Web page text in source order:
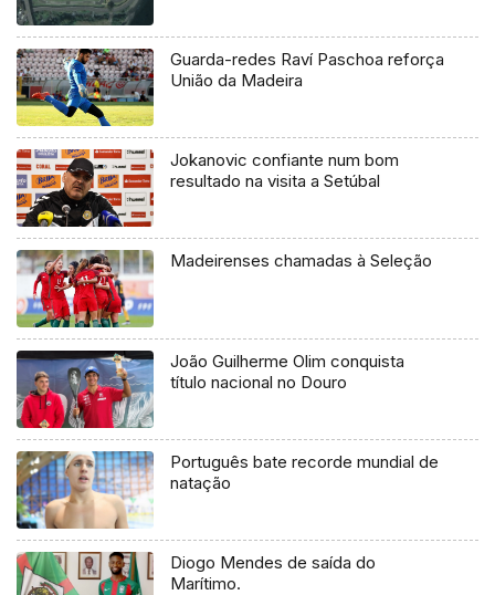
Guarda-redes Raví Paschoa reforça
União da Madeira
Jokanovic confiante num bom
resultado na visita a Setúbal
Madeirenses chamadas à Seleção
João Guilherme Olim conquista
título nacional no Douro
Português bate recorde mundial de
natação
Diogo Mendes de saída do
Marítimo.